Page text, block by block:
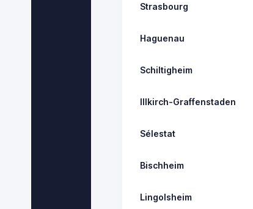
Strasbourg
Haguenau
Schiltigheim
Illkirch-Graffenstaden
Sélestat
Bischheim
Lingolsheim